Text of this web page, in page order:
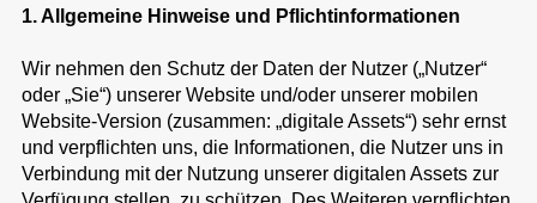
1. Allgemeine Hinweise und Pflichtinformationen
Wir nehmen den Schutz der Daten der Nutzer („Nutzer“
oder „Sie“) unserer Website und/oder unserer mobilen
Website-Version (zusammen: „digitale Assets“) sehr ernst
und verpflichten uns, die Informationen, die Nutzer uns in
Verbindung mit der Nutzung unserer digitalen Assets zur